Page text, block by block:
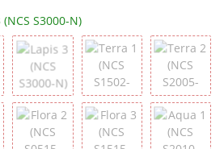
S3000-N)
1 (NCS S1000-N)
Lapis 3 (NCS S3000-N)Terra 1 (NCS S1502-
Terra 2